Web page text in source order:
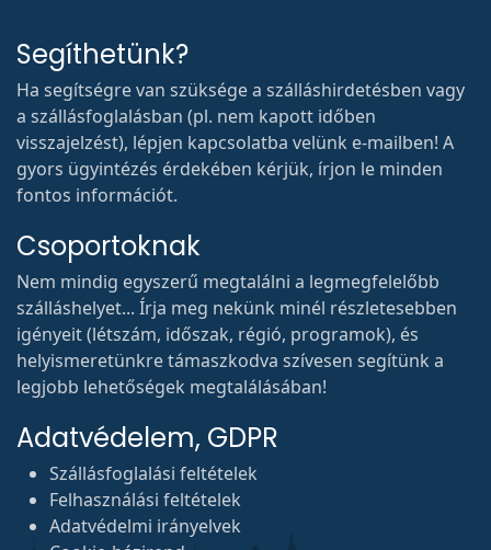
Segíthetünk?
Ha segítségre van szüksége a szálláshirdetésben vagy
a szállásfoglalásban (pl. nem kapott időben
visszajelzést), lépjen kapcsolatba velünk e-mailben! A
gyors ügyintézés érdekében kérjük, írjon le minden
fontos információt.
Csoportoknak
Nem mindig egyszerű megtalálni a legmegfelelőbb
szálláshelyet... Írja meg nekünk minél részletesebben
igényeit (létszám, időszak, régió, programok), és
helyismeretünkre támaszkodva szívesen segítünk a
legjobb lehetőségek megtalálásában!
Adatvédelem, GDPR
Szállásfoglalási feltételek
Felhasználási feltételek
Adatvédelmi irányelvek